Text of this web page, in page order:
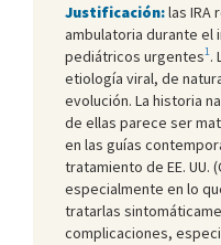
Justificación:las IRA
ambulatoria durante el
pediátricos urgentes1.
etiología viral, de
evolución. La historia
de ellas parece ser
en las guías
tratamiento de EE. UU.
especialmente en lo
tratarlas
complicaciones,